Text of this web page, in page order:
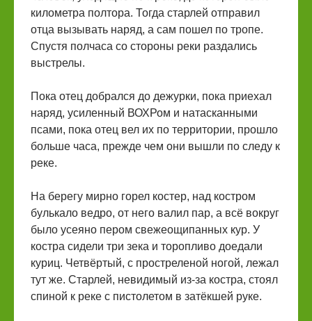
километра полтора. Тогда старлей отправил
отца вызывать наряд, а сам пошел по тропе.
Спустя полчаса со стороны реки раздались
выстрелы.
Пока отец добрался до дежурки, пока приехал
наряд, усиленный ВОХРом и натасканными
псами, пока отец вел их по территории, прошло
больше часа, прежде чем они вышли по следу к
реке.
На берегу мирно горел костер, над костром
булькало ведро, от него валил пар, а всё вокруг
было усеяно пером свежеощипанных кур. У
костра сидели три зека и торопливо доедали
куриц. Четвёртый, с простреленой ногой, лежал
тут же. Старлей, невидимый из-за костра, стоял
спиной к реке с пистолетом в затёкшей руке.